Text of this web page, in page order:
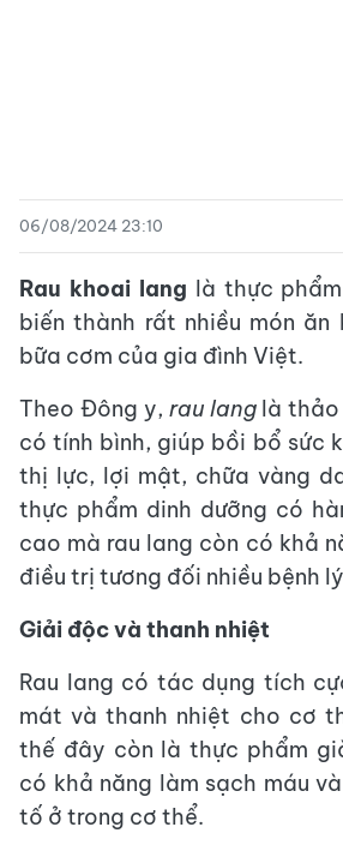
06/08/2024 23:10
Rau khoai lang là thực
biến thành rất nhiều món ăn
bữa cơm của gia đình Việt.
Theo Đông y, rau langlà thảo
có tính bình, giúp bồi bổ sức
thị lực, lợi mật, chữa vàng
thực phẩm dinh dưỡng có
cao mà rau lang còn có khả
điều trị tương đối nhiều bệnh
Giải độc và thanh nhiệt
Rau lang có tác dụng tích
mát và thanh nhiệt cho cơ
thế đây còn là thực phẩm
có khả năng làm sạch máu
tố ở trong cơ thể.